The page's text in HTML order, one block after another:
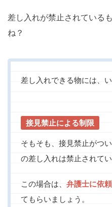
差し入れが禁止されている
ね？
差し入れできる物には、
接見禁止による制限
そもそも、接見禁止がつ
の差し入れは禁止されてい
この場合は、 弁護士に依頼
てもらいましょう。